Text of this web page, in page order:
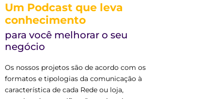
Um Podcast que leva
conhecimento
para você melhorar o seu
negócio
Os nossos projetos são de acordo com os
formatos e tipologias da comunicação à
característica de cada Rede ou loja,